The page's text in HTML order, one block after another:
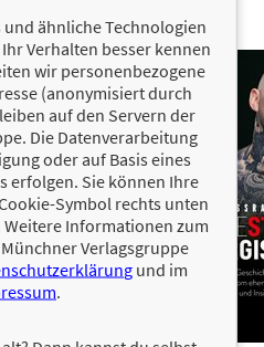
ähnliche Technologien
Verhalten besser kennen
wir personenbezogene
(anonymisiert durch
auf den Servern der
Die Datenverarbeitung
oder auf Basis eines
erfolgen. Sie können Ihre
Symbol rechts unten
Informationen zum
Verlagsgruppe
und im
.